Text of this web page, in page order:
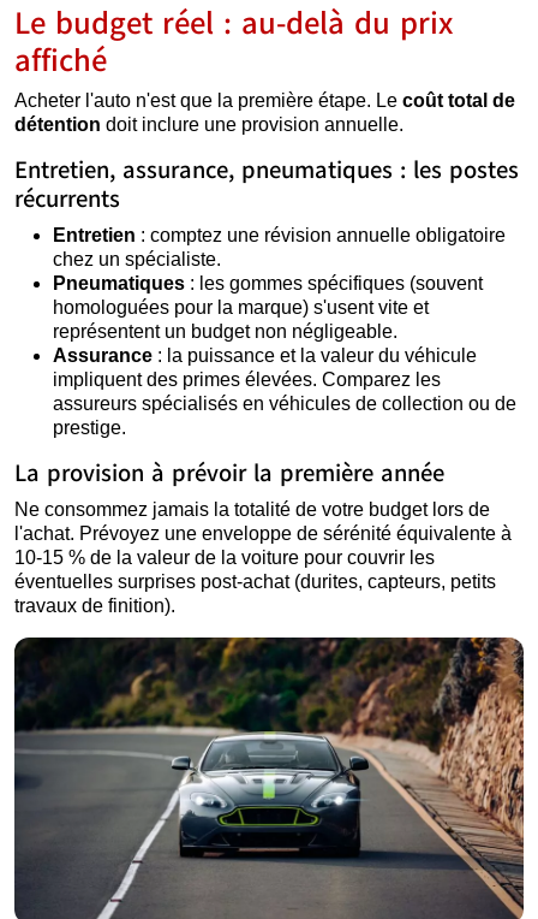
Le budget réel : au-delà du prix
affiché
Acheter l'auto n'est que la première étape. Le coût total de
détention doit inclure une provision annuelle.
Entretien, assurance, pneumatiques : les postes
récurrents
Entretien : comptez une révision annuelle obligatoire
chez un spécialiste.
Pneumatiques : les gommes spécifiques (souvent
homologuées pour la marque) s'usent vite et
représentent un budget non négligeable.
Assurance : la puissance et la valeur du véhicule
impliquent des primes élevées. Comparez les
assureurs spécialisés en véhicules de collection ou de
prestige.
La provision à prévoir la première année
Ne consommez jamais la totalité de votre budget lors de
l'achat. Prévoyez une enveloppe de sérénité équivalente à
10-15 % de la valeur de la voiture pour couvrir les
éventuelles surprises post-achat (durites, capteurs, petits
travaux de finition).